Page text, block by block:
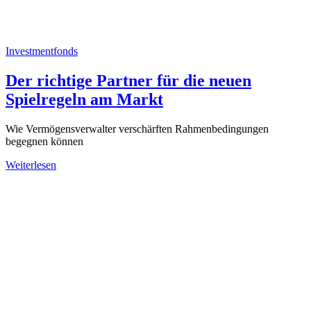
Investmentfonds
Der richtige Partner für die neuen
Spielregeln am Markt
Wie Vermögensverwalter verschärften Rahmenbedingungen
begegnen können
Weiterlesen